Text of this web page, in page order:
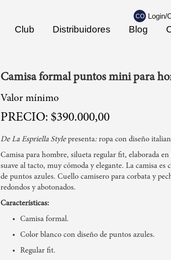
CO Login/
Club Distribuidores Blog
Camisa formal puntos mini para
Valor mínimo
$390.000,00
De La Espriella Stylepresenta: ropa con diseño
Camisa para hombre, silueta regular fit, elaborada en
suave al tacto, muy cómoda y elegante. La camisa es
de puntos azules. Cuello camisero para corbata y
redondos y abotonados.
Características:
Camisa formal.
Color blanco con diseño de puntos azules.
Regular fit.